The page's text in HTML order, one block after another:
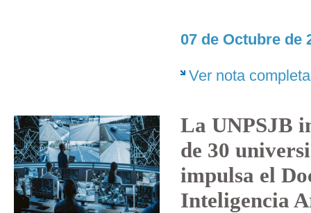
07 de Octubre de
Ver nota completa
La UNPSJB
de 30
impulsa el
Inteligencia